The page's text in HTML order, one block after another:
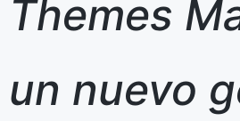
Themes
un nuevo